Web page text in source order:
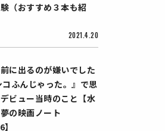
（おすすめ３本も紹
2021.4.20
に出るのが嫌いでした
コふんじゃった。』で思
ビュー当時のこと【水
の映画ノート